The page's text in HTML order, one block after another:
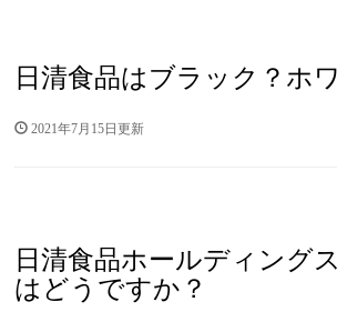
日清食品はブラック？ホ
2021年7月15日更新
日清食品ホールディング
はどうですか？